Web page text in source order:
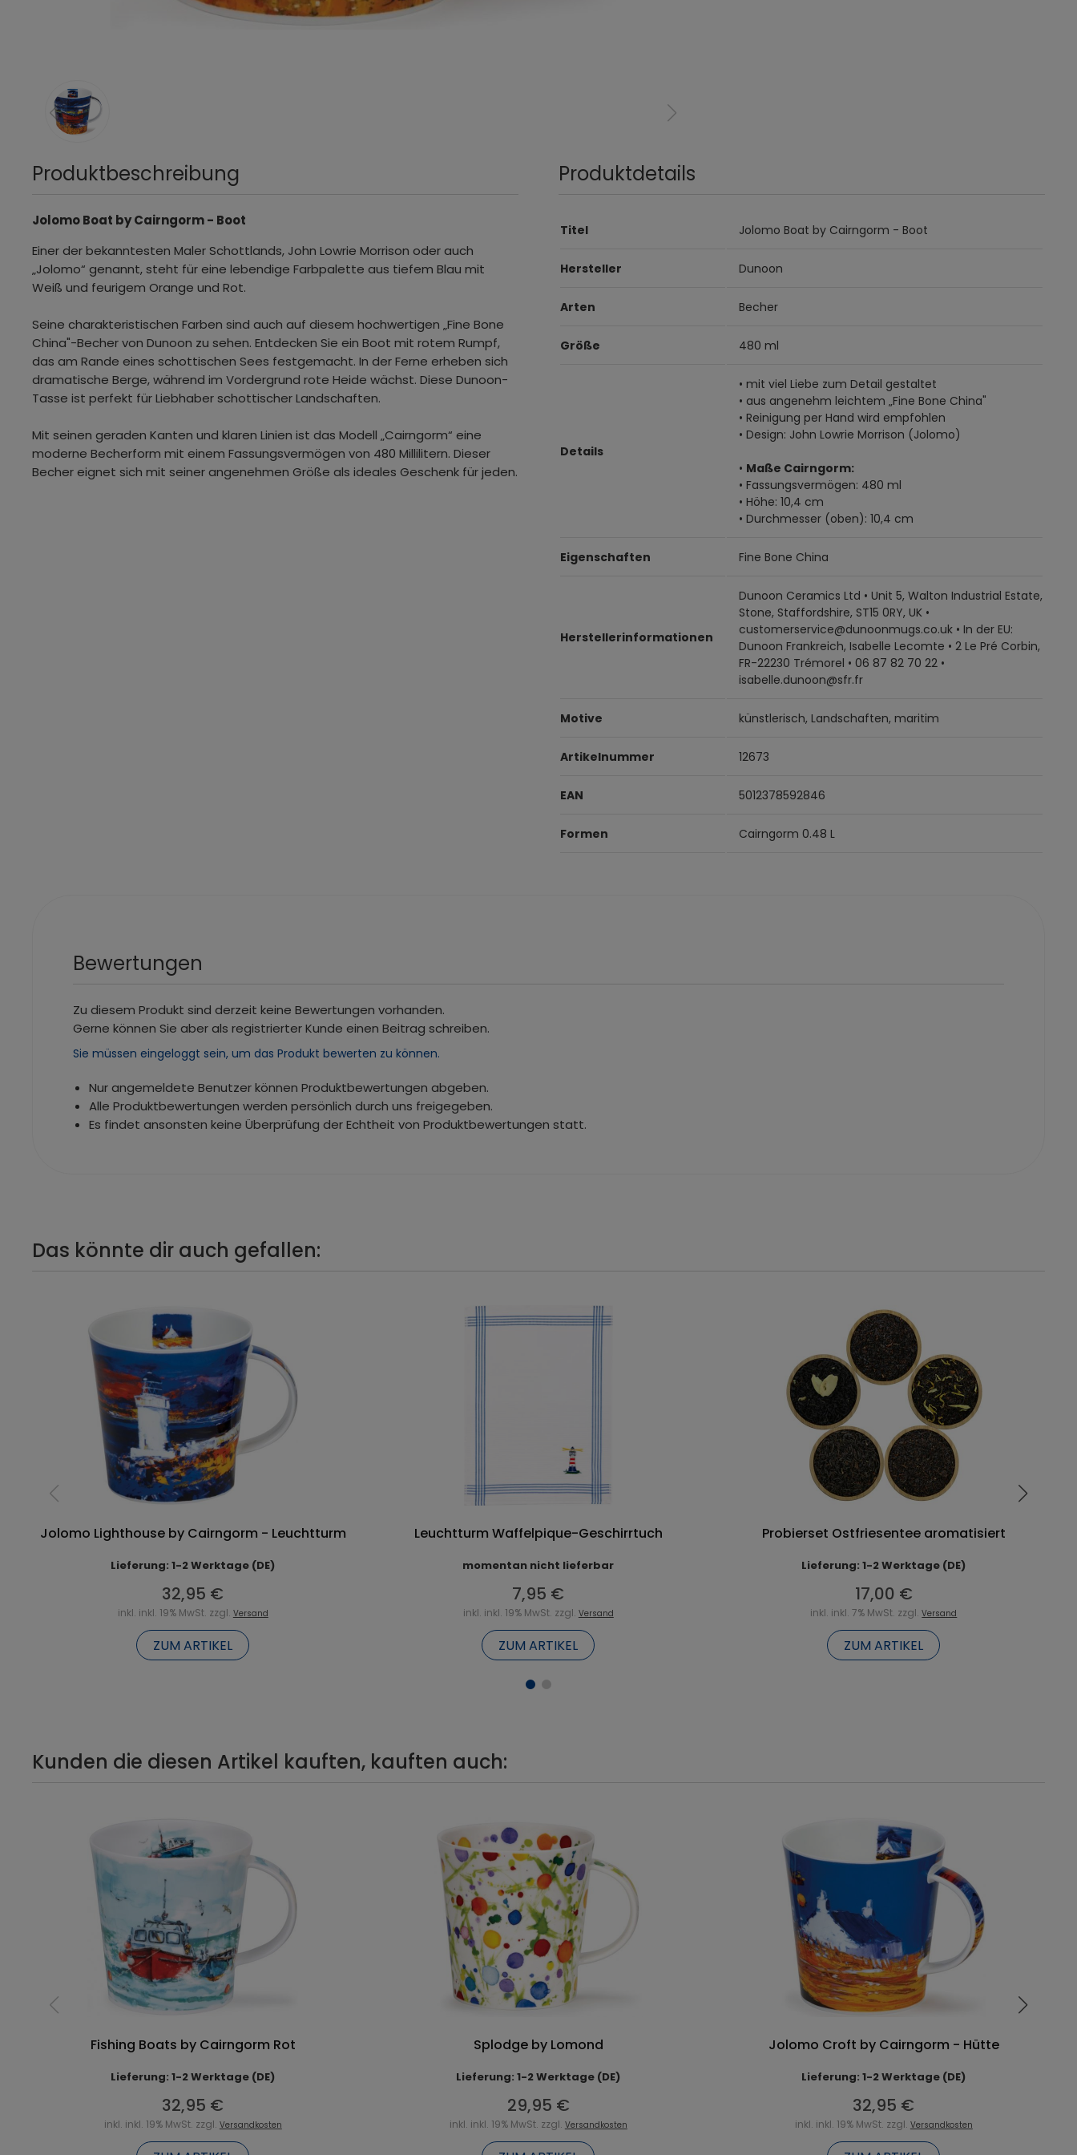
Produktbeschreibung
Jolomo Boat by Cairngorm - Boot
Einer der bekanntesten Maler Schottlands, John Lowrie Morrison oder auch
„Jolomo“ genannt, steht für eine lebendige Farbpalette aus tiefem Blau mit
Weiß und feurigem Orange und Rot.
Seine charakteristischen Farben sind auch auf diesem hochwertigen „Fine Bone
China"-Becher von Dunoon zu sehen. Entdecken Sie ein Boot mit rotem Rumpf,
das am Rande eines schottischen Sees festgemacht. In der Ferne erheben sich
dramatische Berge, während im Vordergrund rote Heide wächst. Diese Dunoon-
Tasse ist perfekt für Liebhaber schottischer Landschaften.
Mit seinen geraden Kanten und klaren Linien ist das Modell „Cairngorm“ eine
moderne Becherform mit einem Fassungsvermögen von 480 Millilitern. Dieser
Becher eignet sich mit seiner angenehmen Größe als ideales Geschenk für jeden.
Produktdetails
Titel Jolomo Boat by Cairngorm - Boot
Hersteller Dunoon
Arten Becher
Größe 480 ml
Details
• mit viel Liebe zum Detail gestaltet
• aus angenehm leichtem „Fine Bone China"
• Reinigung per Hand wird empfohlen
• Design: John Lowrie Morrison (Jolomo)
• Maße Cairngorm:
• Fassungsvermögen: 480 ml
• Höhe: 10,4 cm
• Durchmesser (oben): 10,4 cm
Eigenschaften Fine Bone China
Herstellerinformationen
Dunoon Ceramics Ltd • Unit 5, Walton Industrial Estate,
Stone, Staffordshire, ST15 0RY, UK •
customerservice@dunoonmugs.co.uk • In der EU:
Dunoon Frankreich, Isabelle Lecomte • 2 Le Pré Corbin,
FR-22230 Trémorel • 06 87 82 70 22 •
isabelle.dunoon@sfr.fr
Motive künstlerisch, Landschaften, maritim
Artikelnummer 12673
EAN 5012378592846
Formen Cairngorm 0.48 L
Bewertungen
Zu diesem Produkt sind derzeit keine Bewertungen vorhanden.
Gerne können Sie aber als registrierter Kunde einen Beitrag schreiben.
Sie müssen eingeloggt sein, um das Produkt bewerten zu können.
Nur angemeldete Benutzer können Produktbewertungen abgeben.
Alle Produktbewertungen werden persönlich durch uns freigegeben.
Es findet ansonsten keine Überprüfung der Echtheit von Produktbewertungen statt.
Das könnte dir auch gefallen:
Jolomo Lighthouse by Cairngorm - Leuchtturm
Lieferung: 1-2 Werktage (DE)
32,95 €
inkl. inkl. 19% MwSt. zzgl. Versand
ZUM ARTIKEL
Leuchtturm Waffelpique-Geschirrtuch
momentan nicht lieferbar
7,95 €
inkl. inkl. 19% MwSt. zzgl. Versand
ZUM ARTIKEL
Probierset Ostfriesentee aromatisiert
Lieferung: 1-2 Werktage (DE)
17,00 €
inkl. inkl. 7% MwSt. zzgl.Versand
ZUM ARTIKEL
Kunden die diesen Artikel kauften, kauften auch:
Fishing Boats by Cairngorm Rot
Lieferung: 1-2 Werktage (DE)
32,95 €
inkl. inkl. 19% MwSt. zzgl. Versandkosten
Splodge by Lomond
Lieferung: 1-2 Werktage (DE)
29,95 €
inkl. inkl. 19% MwSt. zzgl. Versandkosten
Jolomo Croft by Cairngorm - Hütte
Lieferung: 1-2 Werktage (DE)
32,95 €
inkl. inkl. 19% MwSt. zzgl. Versandkosten